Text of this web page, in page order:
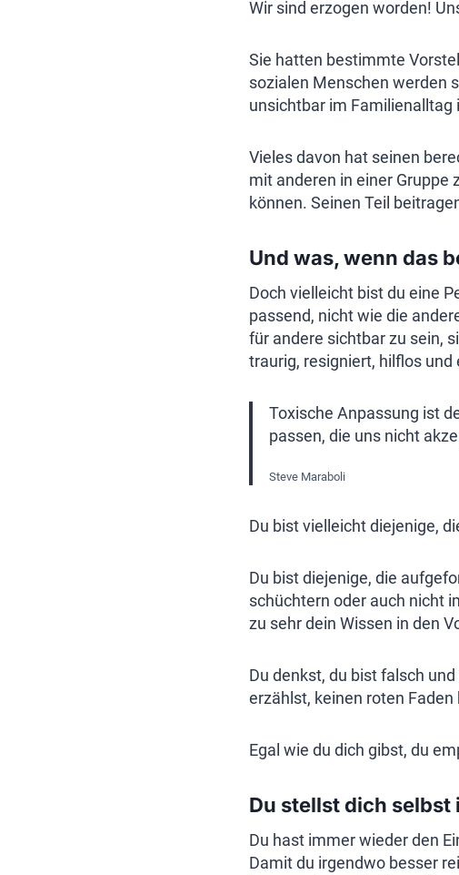
Wir sind erzogen worden!
Sie hatten bestimmte
sozialen Menschen werden
unsichtbar im Familienalltag
Vieles davon hat seinen
mit anderen in einer Gruppe
können. Seinen Teil
Und was, wenn das
Doch vielleicht bist du eine
passend, nicht wie die
für andere sichtbar zu sein,
traurig, resigniert, hilflos und
Toxische Anpassung ist
passen, die uns nicht
Steve Maraboli
Du bist vielleicht diejenige,
Du bist diejenige, die
schüchtern oder auch nicht
zu sehr dein Wissen in den
Du denkst, du bist falsch
erzählst, keinen roten Faden
Egal wie du dich gibst, du
Du stellst dich selbst
Du hast immer wieder den
Damit du irgendwo besser